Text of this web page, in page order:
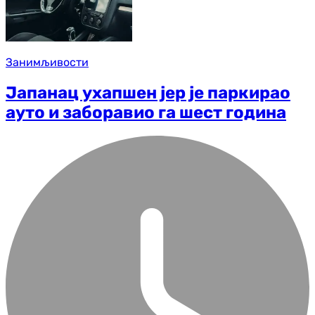
Занимљивости
Јапанац ухапшен јер је паркирао
ауто и заборавио га шест година